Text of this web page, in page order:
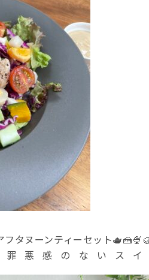
タヌーンティーセット
罪悪感のないス